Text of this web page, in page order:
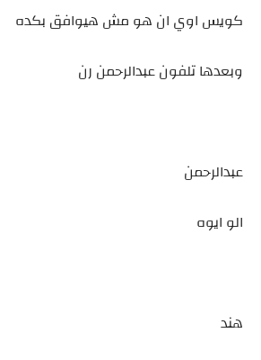
كويس اوي ان هو مش هيوافق بكده
وبعدها تلفون عبدالرحمن رن
عبدالرحمن
الو ايوه
هند